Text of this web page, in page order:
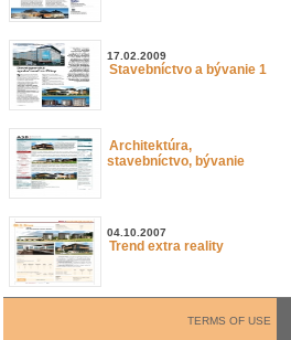
17.02.2009
Stavebníctvo a bývanie 1
Architektúra,
stavebníctvo, bývanie
04.10.2007
Trend extra reality
TERMS OF USE